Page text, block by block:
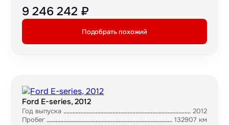
9 246 242 ₽
Подобрать похожий
Ford E-series, 2012
Год выпуска
2012
Пробег
132907 км